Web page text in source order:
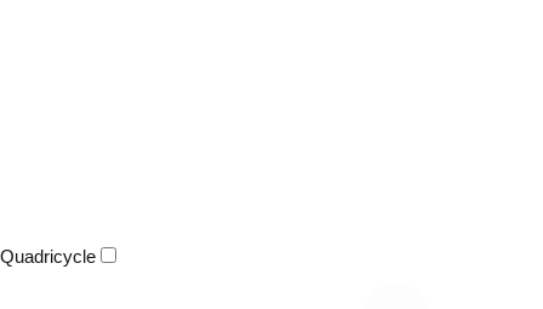
Quadricycle